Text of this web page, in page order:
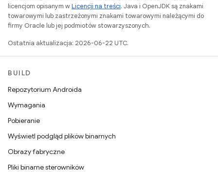
licencjom opisanym wLicencji na treści. Java i OpenJDK są znakami
towarowymi lub zastrzeżonymi znakami towarowymi należącymi do
firmy Oracle lub jej podmiotów stowarzyszonych.
Ostatnia aktualizacja: 2026-06-22 UTC.
BUILD
Repozytorium Androida
Wymagania
Pobieranie
Wyświetl podgląd plików binarnych
Obrazy fabryczne
Pliki binarne sterowników